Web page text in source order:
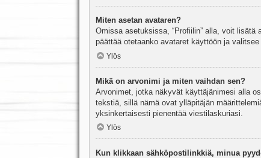
Miten asetan avataren?
Omissa asetuksissa, “Profiilin” alla, voit
päättää otetaanko avataret käyttöön ja
Ylös
Mikä on arvonimi ja miten vaihdan sen?
Arvonimet, jotka näkyvät käyttäjänimesi alla
tekstiä, sillä nämä ovat ylläpitäjän
yksinkertaisesti pienentää viestilaskuriasi.
Ylös
Kun klikkaan sähköpostilinkkiä, minua